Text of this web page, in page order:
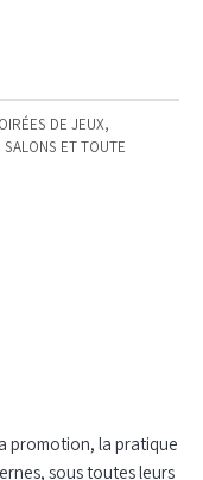
DE JEUX,
ET TOUTE
promotion, la pratique
sous toutes leurs